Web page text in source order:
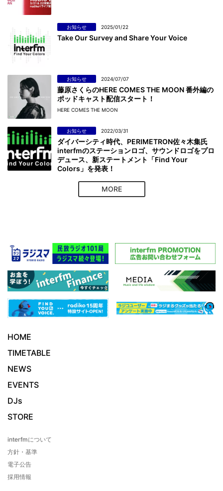
お知らせ 2025/01/22
Take Our Survey and Share Your Voice
お知らせ 2024/07/07
藤原さくらのHERE COMES THE MOON 番外編の
ポッドキャスト配信スタート！
HERE COMES THE MOON
お知らせ 2022/03/31
ダイバーシティ時代、PERIMETRON佐々木集氏
interfmのステーションロゴ、サウンドロゴをプロ
デュース、新ステートメント「Find Your
Colors」を発表！
MORE
HOME
TIMETABLE
NEWS
EVENTS
DJs
STORE
interfmについて
方針・基準
電子公告
採用情報